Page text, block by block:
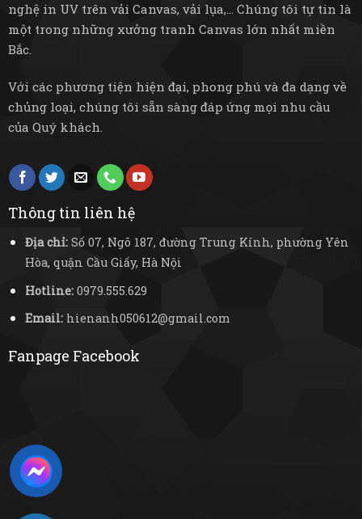
nghệ in UV trên vải Canvas, vải lụa,... Chúng tôi tự tin là
một trong những xưởng tranh Canvas lớn nhất miền
Bắc.
Với các phương tiện hiện đại, phong phú và đa dạng về
chủng loại, chúng tôi sẵn sàng đáp ứng mọi nhu cầu
của Quý khách.
Thông tin liên hệ
Địa chỉ:Số 07, Ngõ 187, đường Trung Kính, phường Yên
Hòa, quận Cầu Giấy, Hà Nội
Hotline:0979.555.629
Email:hienanh050612@gmail.com
Fanpage Facebook